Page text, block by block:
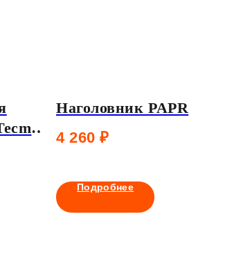
Наголовник PAPR
4 260 ₽
Подробнее